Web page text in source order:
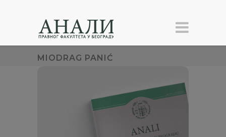
MIODRAG PANIĆ